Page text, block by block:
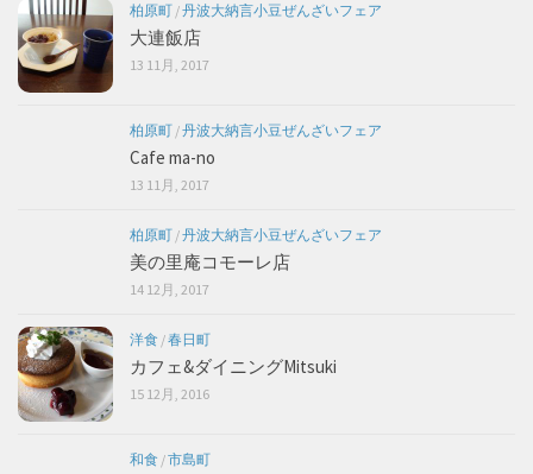
柏原町 /丹波大納言小豆ぜんざいフェア
大連飯店
13 11月, 2017
柏原町 /丹波大納言小豆ぜんざいフェア
Cafe ma-no
13 11月, 2017
柏原町 /丹波大納言小豆ぜんざいフェア
美の里庵コモーレ店
14 12月, 2017
洋食 /春日町
カフェ&ダイニングMitsuki
15 12月, 2016
和食 /市島町